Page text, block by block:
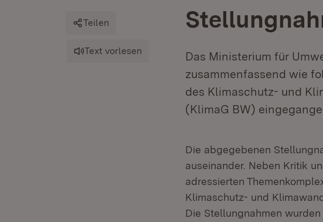
Das Ministerium für
zusammenfassend wie
des Klimaschutz- und
(KlimaG BW)
Teilen
Text vorlesen
Die abgegebenen
auseinander. Neben Kritik
adressierten
Klimaschutz- und
Die Stellungnahmen